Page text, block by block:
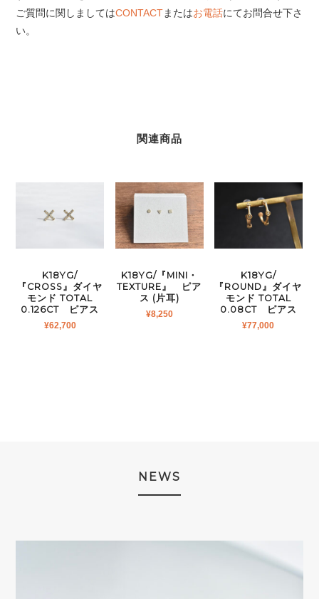
ご質問に関しましてはCONTACTまたはお電話にてお問合せ下さ
い。
関連商品
K18YG/
『CROSS』ダイヤ
モンド TOTAL
0.126CT ピアス
¥62,700
K18YG/『MINI・
TEXTURE』 ピア
ス (片耳)
¥8,250
K18YG/
『ROUND』ダイヤ
モンド TOTAL
0.08CT ピアス
¥77,000
NEWS